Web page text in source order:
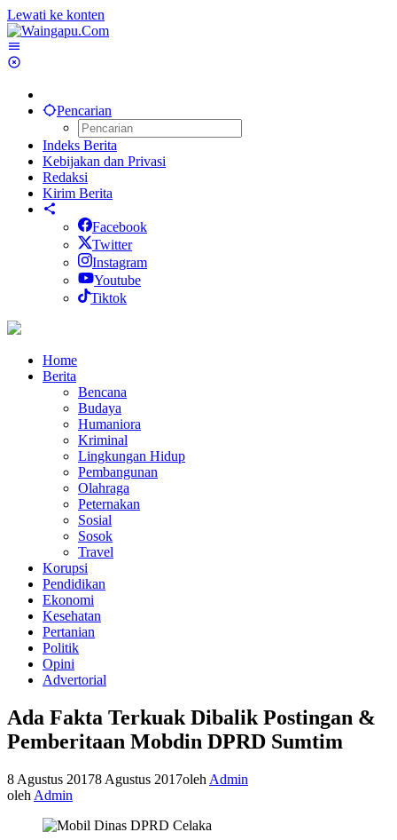
Lewati ke konten
Pencarian
Indeks Berita
Kebijakan dan Privasi
Redaksi
Kirim Berita
Facebook
Twitter
Instagram
Youtube
Tiktok
Home
Berita
Bencana
Budaya
Humaniora
Kriminal
Lingkungan Hidup
Pembangunan
Olahraga
Peternakan
Sosial
Sosok
Travel
Korupsi
Pendidikan
Ekonomi
Kesehatan
Pertanian
Politik
Opini
Advertorial
Ada Fakta Terkuak Dibalik Postingan &
Pemberitaan Mobdin DPRD Sumtim
8 Agustus 20178 Agustus 2017oleh Admin
oleh Admin